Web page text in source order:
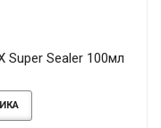
Super Sealer 100мл